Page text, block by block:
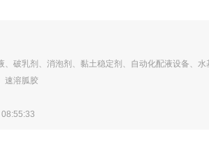
、破乳剂、消泡剂、黏土稳定剂、自动化配液设备、
速溶胍胶